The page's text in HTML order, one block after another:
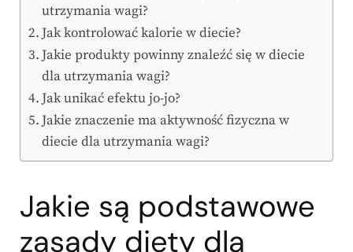
utrzymania wagi?
Jak kontrolować kalorie w diecie?
Jakie produkty powinny znaleźć się w diecie
dla utrzymania wagi?
Jak unikać efektu jo-jo?
Jakie znaczenie ma aktywność fizyczna w
diecie dla utrzymania wagi?
Jakie są podstawowe
zasady diety dla